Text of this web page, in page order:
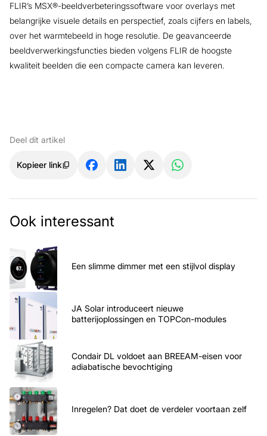
FLIR’s MSX®-beeldverbeteringssoftware voor overlays met
belangrijke visuele details en perspectief, zoals cijfers en labels,
over het warmtebeeld in hoge resolutie. De geavanceerde
beeldverwerkingsfuncties bieden volgens FLIR de hoogste
kwaliteit beelden die een compacte camera kan leveren.
Deel dit artikel
Kopieer link
Ook interessant
Een slimme dimmer met een stijlvol display
JA Solar introduceert nieuwe
batterijoplossingen en TOPCon-modules
Condair DL voldoet aan BREEAM-eisen voor
adiabatische bevochtiging
Inregelen? Dat doet de verdeler voortaan zelf